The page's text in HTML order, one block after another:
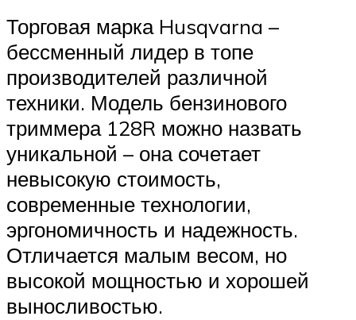
Торговая марка Husqvarna –
бессменный лидер в топе
производителей различной
техники. Модель бензинового
триммера 128R можно назвать
уникальной – она сочетает
невысокую стоимость,
современные технологии,
эргономичность и надежность.
Отличается малым весом, но
высокой мощностью и хорошей
выносливостью.